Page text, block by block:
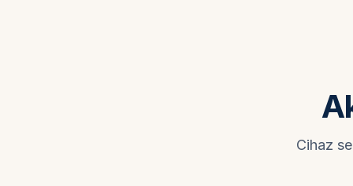
Cihaz